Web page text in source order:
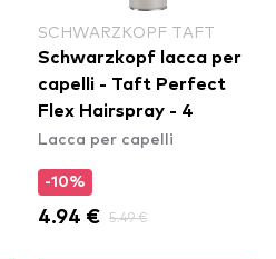
SCHWARZKOPF TAFT
Schwarzkopf lacca per
capelli - Taft Perfect
Flex Hairspray - 4
Lacca per capelli
-10%
4.94 € 5.49 €